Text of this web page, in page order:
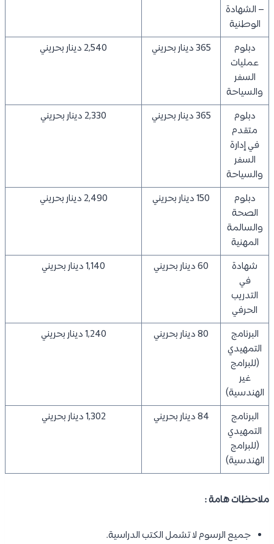
– الشهادة
الوطنية
دبلوم
عمليات
السفر
والسياحة
365 دينار بحريني 2,540 دينار بحريني
دبلوم
متقدم
في إدارة
السفر
والسياحة
365 دينار بحريني 2,330 دينار بحريني
دبلوم
الصحة
والسالمة
المهنية
150 دينار بحريني 2,490 دينار بحريني
شهادة
في
التدريب
الحرفي
60 دينار بحريني 1,140 دينار بحريني
البرنامج
التمهيدي
(للبرامج
غير
الهندسية)
80 دينار بحريني 1,240 دينار بحريني
البرنامج
التمهيدي
(للبرامج
الهندسية)
84 دينار بحريني 1,302 دينار بحريني
ملاحظات هامة :
جميع الرسوم لا تشمل الكتب الدراسية.